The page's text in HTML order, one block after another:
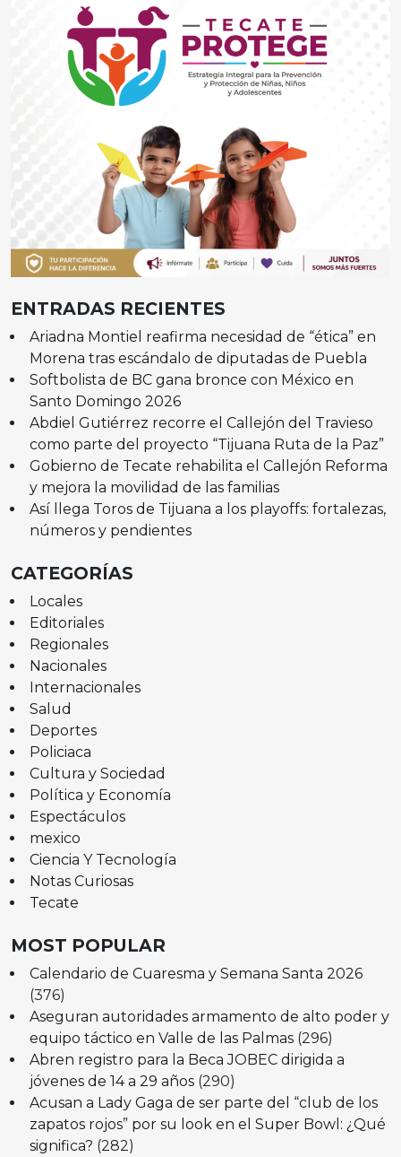
ENTRADAS RECIENTES
Ariadna Montiel reafirma necesidad de “ética” en
Morena tras escándalo de diputadas de Puebla
Softbolista de BC gana bronce con México en
Santo Domingo 2026
Abdiel Gutiérrez recorre el Callejón del Travieso
como parte del proyecto “Tijuana Ruta de la Paz”
Gobierno de Tecate rehabilita el Callejón Reforma
y mejora la movilidad de las familias
Así llega Toros de Tijuana a los playoffs: fortalezas,
números y pendientes
CATEGORÍAS
Locales
Editoriales
Regionales
Nacionales
Internacionales
Salud
Deportes
Policiaca
Cultura y Sociedad
Política y Economía
Espectáculos
mexico
Ciencia Y Tecnología
Notas Curiosas
Tecate
MOST POPULAR
Calendario de Cuaresma y Semana Santa 2026
(376)
Aseguran autoridades armamento de alto poder y
equipo táctico en Valle de las Palmas (296)
Abren registro para la Beca JOBEC dirigida a
jóvenes de 14 a 29 años (290)
Acusan a Lady Gaga de ser parte del “club de los
zapatos rojos” por su look en el Super Bowl: ¿Qué
significa? (282)